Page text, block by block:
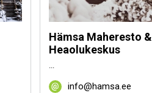
Hämsa Maheresto &
Heaolukeskus
...
info@hamsa.ee